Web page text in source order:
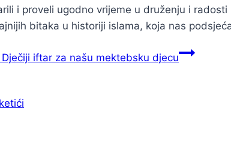
i proveli ugodno vrijeme u druženju i
bitaka u historiji islama, koja nas
iftar za našu mektebsku djecu